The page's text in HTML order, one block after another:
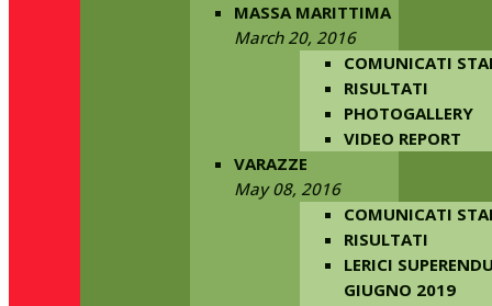
MASSA MARITTIMA
March 20, 2016
COMUNICATI
RISULTATI
PHOTOGALLERY
VIDEO REPORT
VARAZZE
May 08, 2016
COMUNICATI
RISULTATI
LERICI
GIUGNO 2019